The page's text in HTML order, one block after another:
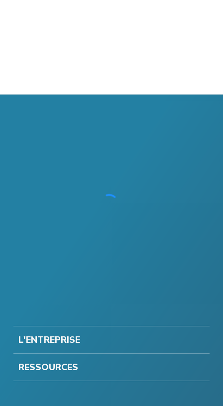
L'ENTREPRISE
RESSOURCES